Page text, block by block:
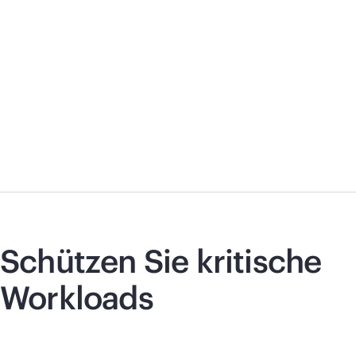
Schützen Sie kritische
Workloads